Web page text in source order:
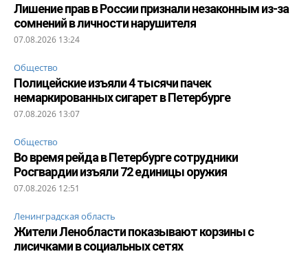
Лишение прав в России признали незаконным из-за
сомнений в личности нарушителя
07.08.2026 13:24
Общество
Полицейские изъяли 4 тысячи пачек
немаркированных сигарет в Петербурге
07.08.2026 13:07
Общество
Во время рейда в Петербурге сотрудники
Росгвардии изъяли 72 единицы оружия
07.08.2026 12:51
Ленинградская область
Жители Ленобласти показывают корзины с
лисичками в социальных сетях